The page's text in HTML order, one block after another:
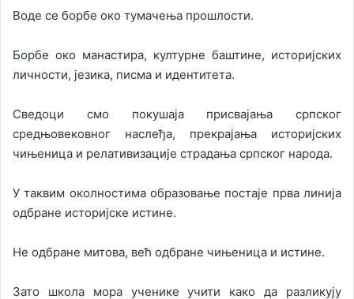
Воде се борбе око тумачења прошлости.
Борбе око манастира, културне баштине, историјских
личности, језика, писма и идентитета.
Сведоци смо покушаја присвајања српског
средњовековног наслеђа, прекрајања историјских
чињеница и релативизације страдања српског народа.
У таквим околностима образовање постаје прва линија
одбране историјске истине.
Не одбране митова, већ одбране чињеница и истине.
Зато школа мора ученике учити како да разликују